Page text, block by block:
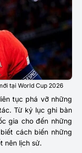
tại World Cup 2026
tục phá vỡ những
Từ kỷ lục ghi bàn
gia cho đến những
cách biến những
nên lịch sử.